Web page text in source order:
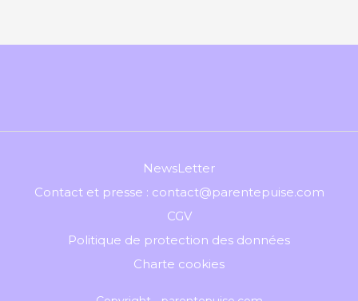
NewsLetter
Contact et presse : contact@parentepuise.com
CGV
Politique de protection des données
Charte cookies